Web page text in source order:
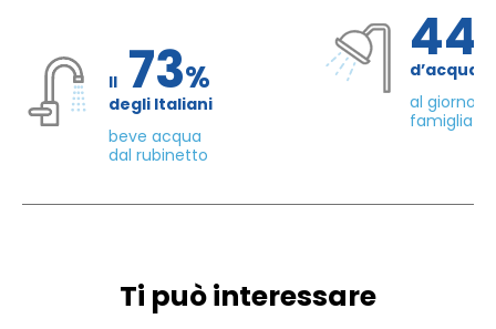
Il 73%
degli Italiani
beve acqua
dal rubinetto
d’acqua
al giorno
famiglia di
Ti può interessare